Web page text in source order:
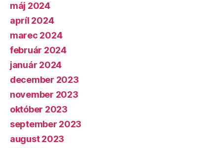
máj 2024
apríl 2024
marec 2024
február 2024
január 2024
december 2023
november 2023
október 2023
september 2023
august 2023